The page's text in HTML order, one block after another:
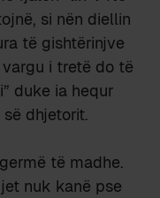
si nën diellin
të gishtërinjve
i tretë do të
duke ia hequr
dhjetorit.
të madhe.
nuk kanë pse